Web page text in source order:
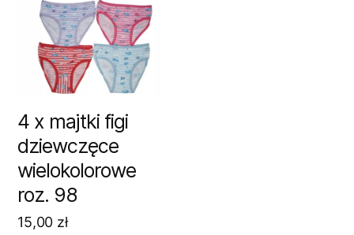
4 x majtki figi
dziewczęce
wielokolorowe
roz. 98
15,00 zł